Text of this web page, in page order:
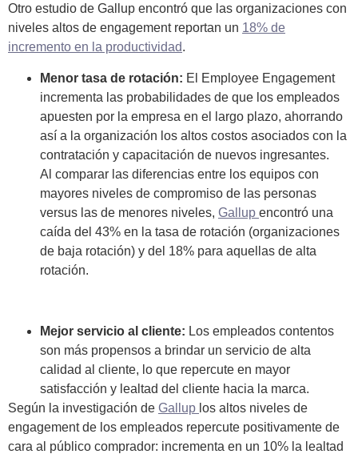
Otro estudio de Gallup encontró que las organizaciones con
niveles altos de engagement reportan un 18% de
incremento en la productividad.
Menor tasa de rotación: El Employee Engagement
incrementa las probabilidades de que los empleados
apuesten por la empresa en el largo plazo, ahorrando
así a la organización los altos costos asociados con la
contratación y capacitación de nuevos ingresantes.
Al comparar las diferencias entre los equipos con
mayores niveles de compromiso de las personas
versus las de menores niveles, Gallup encontró una
caída del 43% en la tasa de rotación (organizaciones
de baja rotación) y del 18% para aquellas de alta
rotación.
Mejor servicio al cliente: Los empleados contentos
son más propensos a brindar un servicio de alta
calidad al cliente, lo que repercute en mayor
satisfacción y lealtad del cliente hacia la marca.
Según la investigación de Gallup los altos niveles de
engagement de los empleados repercute positivamente de
cara al público comprador: incrementa en un 10% la lealtad